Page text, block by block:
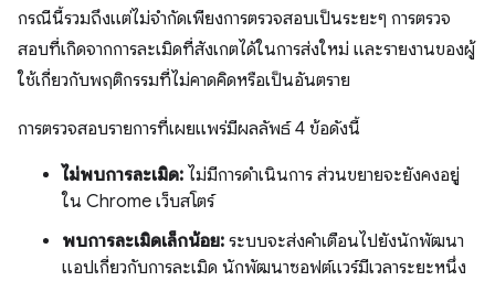
กรณีนี้รวมถึงแต่ไม่จำกัดเพียงการตรวจสอบเป็นระยะๆ การตรวจ
สอบที่เกิดจากการละเมิดที่สังเกตได้ในการส่งใหม่ และรายงานของผู้
ใช้เกี่ยวกับพฤติกรรมที่ไม่คาดคิดหรือเป็นอันตราย
การตรวจสอบรายการที่เผยแพร่มีผลลัพธ์ 4 ข้อดังนี้
ไม่พบการละเมิด: ไม่มีการดำเนินการ ส่วนขยายจะยังคงอยู่
ใน Chrome เว็บสโตร์
พบการละเมิดเล็กน้อย: ระบบจะส่งคำเตือนไปยังนักพัฒนา
แอปเกี่ยวกับการละเมิด นักพัฒนาซอฟต์แวร์มีเวลาระยะหนึ่ง